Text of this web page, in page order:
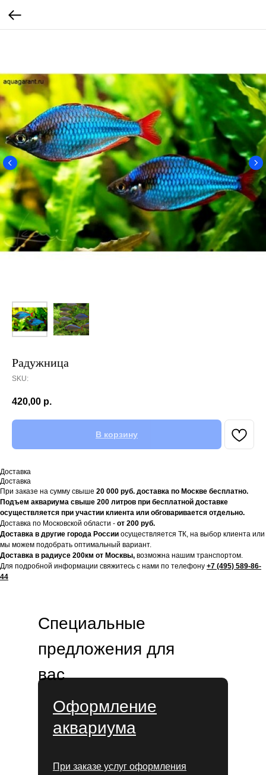
Радужница
SKU:
420,00 р.
В корзину
Доставка
Доставка
При заказе на сумму свыше 20 000 руб. доставка по Москве бесплатно.
Подъем аквариума свыше 200 литров при бесплатной доставке
осуществляется при участии клиента или обговаривается отдельно.
Доставка по Московской области - от 200 руб.
Доставка в другие города России осуществляется ТК, на выбор клиента или
мы можем подобрать оптимальный вариант.
Доставка в радиусе 200км от Москвы, возможна нашим транспортом.
Для подробной информации свяжитесь с нами по телефону +7 (495) 589-86-
44
Оформление
аквариума
При заказе услуг оформления
Специальные
предложения для
вас